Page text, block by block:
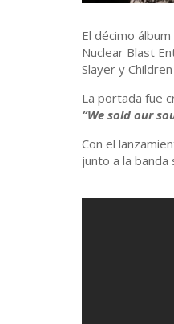
El décimo
Nuclear Blast
Slayer y
La portada fue
“We sold our
Con el
junto a la